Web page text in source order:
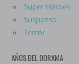
Super Héroes
Suspenso
Terror
AÑOS DEL DORAMA